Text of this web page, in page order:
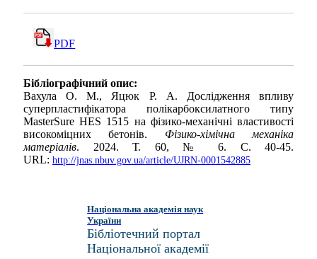
PDF
Бібліографічний опис:
Вахула О. М., Яцюк Р. А. Дослідження впливу
суперпластифікатора полікарбоксилатного типу
MasterSure HES 1515 на фізико-механічні властивості
високоміцних бетонів. Фізико-хімічна механіка
матеріалів. 2024. Т. 60, № 6. С. 40-45.
URL: http://jnas.nbuv.gov.ua/article/UJRN-0001542885
Національна академія наук
України
Бібліотечний портал
Національної академії